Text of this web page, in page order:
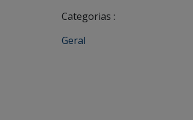
Categorias :
Geral